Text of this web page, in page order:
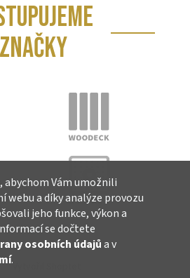
abychom Vám umožnili
webu a díky analýze provozu
jeho funkce, výkon a
se dočtete
osobních údajůa v
.
ZNAČKY
Vytvořil Shoptet